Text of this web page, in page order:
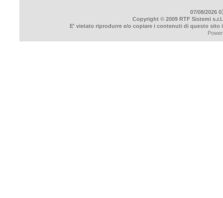
07/08/2026
Copyright © 2009 RTF Sistemi
E' vietato riprodurre e/o copiare i contenuti di questo